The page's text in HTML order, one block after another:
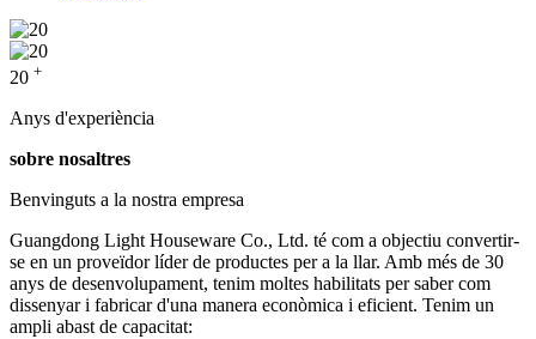
20 +
Anys d'experiència
sobre nosaltres
Benvinguts a la nostra empresa
Guangdong Light Houseware Co., Ltd. té com a objectiu convertir-
se en un proveïdor líder de productes per a la llar. Amb més de 30
anys de desenvolupament, tenim moltes habilitats per saber com
dissenyar i fabricar d'una manera econòmica i eficient. Tenim un
ampli abast de capacitat: